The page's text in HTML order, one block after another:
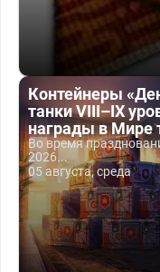
Контейнеры
танки VIII–IX
награды в Мире
Во время
2026...
05 августа, среда